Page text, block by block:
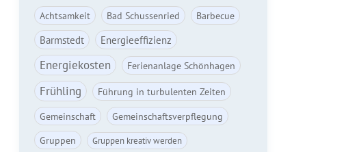
Achtsamkeit Bad Schussenried Barbecue
Barmstedt Energieeffizienz
Energiekosten Ferienanlage Schönhagen
Frühling
Führung in turbulenten Zeiten
Gemeinschaft
Gemeinschaftsverpflegung
Gruppen
Gruppen kreativ werden